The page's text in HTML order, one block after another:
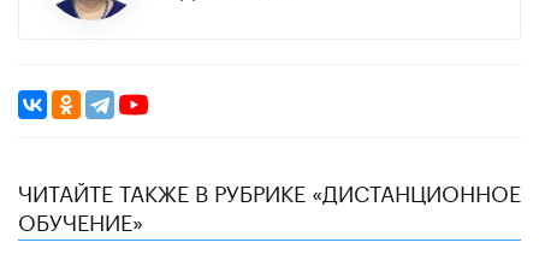
ЧИТАЙТЕ ТАКЖЕ В РУБРИКЕ «ДИСТАНЦИОННОЕ
ОБУЧЕНИЕ»